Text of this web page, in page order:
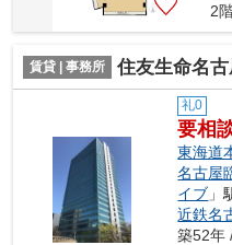
2
賃貸 | 事務所 住友生命名古屋
礼0
要相
東海道
名古屋
イブ 」
近鉄名
築52年